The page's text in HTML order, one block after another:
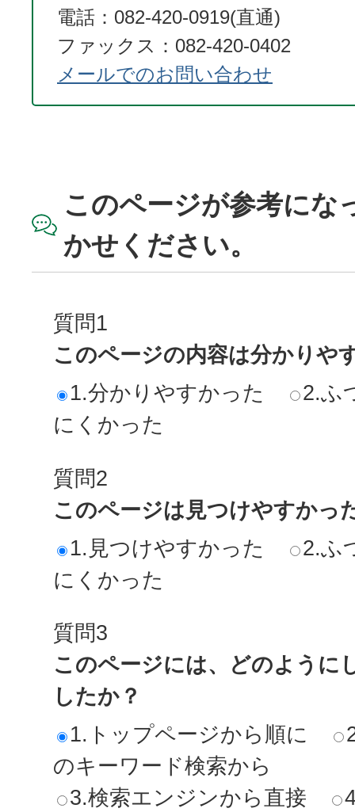
電話：082-420-0919(直通)
ファックス：082-420-0402
メールでのお問い合わせ
このページが参考にな
かせください。
質問1
このページの内容は分かりや
1.分かりやすかった
2.ふ
にくかった
質問2
このページは見つけやすかっ
1.見つけやすかった
2.ふ
にくかった
質問3
このページには、どのように
したか？
1.トップページから順に
のキーワード検索から
3.検索エンジンから直接